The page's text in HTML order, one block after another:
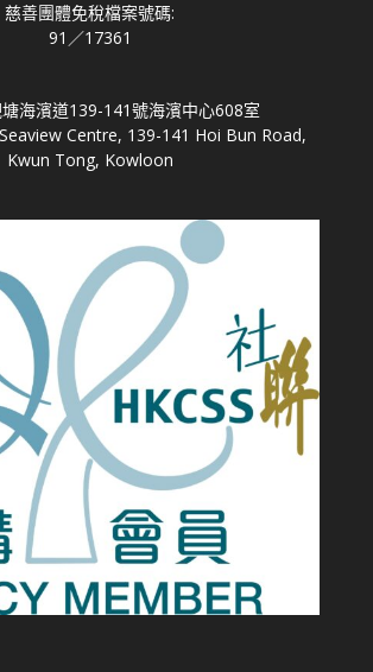
慈善團體免稅檔案號碼:
91／17361
海濱道139-141號海濱中心608室
Centre, 139-141 Hoi Bun Road,
Kwun Tong, Kowloon